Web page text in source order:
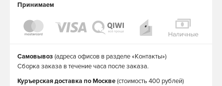
Принимаем
Самовывоз (адреса офисов в разделе «Контакты»)
Сборка заказа в течение часа после заказа.
Куръерская доставка по Москве(стоимость 400 рублей)